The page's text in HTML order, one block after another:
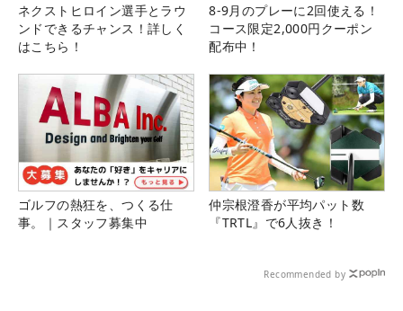
ネクストヒロイン選手とラウ
ンドできるチャンス！詳しく
はこちら！
8-9月のプレーに2回使える！
コース限定2,000円クーポン
配布中！
ゴルフの熱狂を、つくる仕
事。｜スタッフ募集中
仲宗根澄香が平均パット数
『TRTL』で6人抜き！
Recommended by